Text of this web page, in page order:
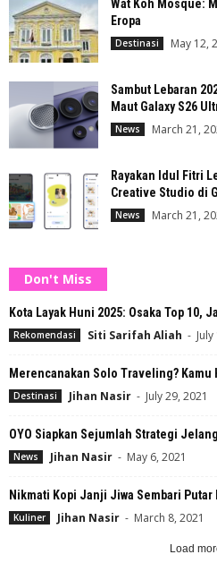
Wat Koh Mosque:
Eropa
Destinasi May 12,
Sambut Lebaran
Maut Galaxy S26
News March 21,
Rayakan Idul Fitri
Creative Studio di
News March 21,
Don't Miss
Kota Layak Huni 2025: Osaka Top 10,
Rekomendasi Siti Sarifah Aliah -
Merencanakan Solo Traveling? Kamu
Destinasi Jihan Nasir - July 29, 2021
OYO Siapkan Sejumlah Strategi
News Jihan Nasir - May 6, 2021
Nikmati Kopi Janji Jiwa Sembari
Kuliner Jihan Nasir - March 8, 2021
Load